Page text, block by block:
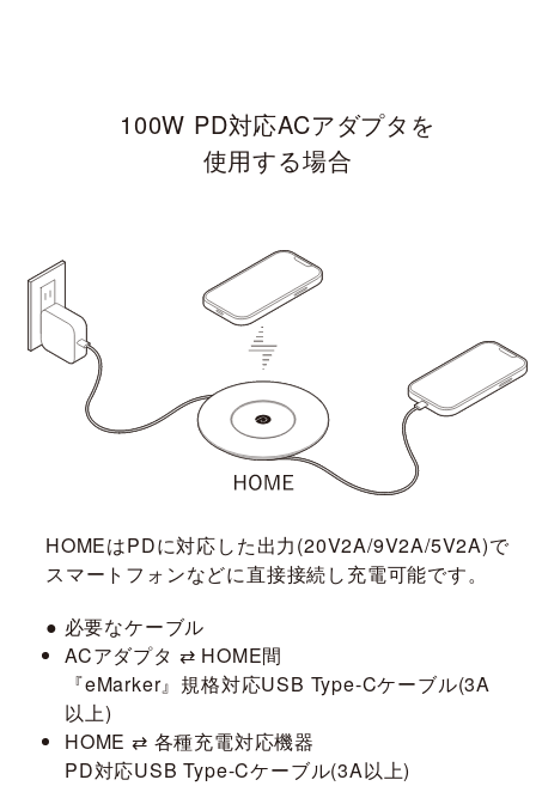
100W PD対応ACアダプタを
使用する場合
HOMEはPDに対応した出力(20V2A/9V2A/5V2A)で
スマートフォンなどに直接接続し充電可能です。
● 必要なケーブル
ACアダプタ ⇄ HOME間
『eMarker』規格対応USB Type-Cケーブル(3A
以上)
HOME ⇄ 各種充電対応機器
PD対応USB Type-Cケーブル(3A以上)